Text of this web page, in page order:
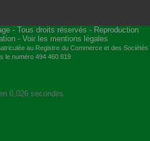
- Tous droits réservés - Reproduction
- Voir les mentions légales
au Registre du Commerce et des Sociétés
le numéro 494 460 819
0,026 secondes